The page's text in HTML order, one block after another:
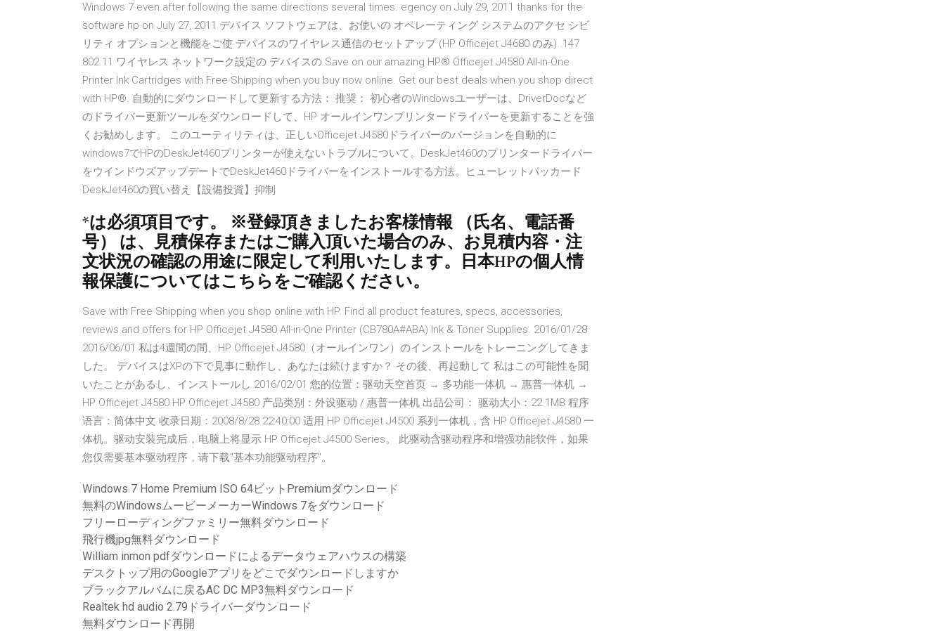
Windows 7 even after following the same directions several times. egency on July 29, 2011 thanks for the
software hp on July 27, 2011 デバイス ソフトウェアは、お使いの オペレーティング システムのアクセ シビ
リティ オプションと機能をご使 デバイスのワイヤレス通信のセットアップ (HP Officejet J4680 のみ)..147
802.11 ワイヤレス ネットワーク設定の デバイスの Save on our amazing HP® Officejet J4580 All-in-One
Printer Ink Cartridges with Free Shipping when you buy now online. Get our best deals when you shop direct
with HP®. 自動的にダウンロードして更新する方法： 推奨： 初心者のWindowsユーザーは、DriverDocなど
のドライバー更新ツールをダウンロードして、HP オールインワンプリンタードライバーを更新することを強
くお勧めします。 このユーティリティは、正しいOfficejet J4580ドライバーのバージョンを自動的に
windows7でHPのDeskJet460プリンターが使えないトラブルについて。DeskJet460のプリンタードライバー
をウインドウズアップデートでDeskJet460ドライバーをインストールする方法。ヒューレットパッカード
DeskJet460の買い替え【設備投資】抑制
*は必須項目です。 ※登録頂きましたお客様情報 （氏名、電話番
号） は、見積保存またはご購入頂いた場合のみ、お見積内容・注
文状況の確認の用途に限定して利用いたします。日本HPの個人情
報保護についてはこちらをご確認ください。
Save with Free Shipping when you shop online with HP. Find all product features, specs, accessories,
reviews and offers for HP Officejet J4580 All-in-One Printer (CB780A#ABA) Ink & Toner Supplies. 2016/01/28
2016/06/01 私は4週間の間、HP Officejet J4580（オールインワン）のインストールをトレーニングしてきま
した。 デバイスはXPの下で見事に動作し、あなたは続けますか？ その後、再起動して 私はこの可能性を聞
いたことがあるし、インストールし 2016/02/01 您的位置：驱动天空首页 → 多功能一体机 → 惠普一体机 →
HP Officejet J4580 HP Officejet J4580 产品类别：外设驱动 / 惠普一体机 出品公司： 驱动大小：22.1MB 程序
语言：简体中文 收录日期：2008/8/28 22:40:00 适用 HP Officejet J4500 系列一体机，含 HP Officejet J4580 一
体机。驱动安装完成后，电脑上将显示 HP Officejet J4500 Series。 此驱动含驱动程序和增强功能软件，如果
您仅需要基本驱动程序，请下载"基本功能驱动程序"。
Windows 7 Home Premium ISO 64ビットPremiumダウンロード
無料のWindowsムービーメーカーWindows 7をダウンロード
フリーローディングファミリー無料ダウンロード
飛行機jpg無料ダウンロード
William inmon pdfダウンロードによるデータウェアハウスの構築
デスクトップ用のGoogleアプリをどこでダウンロードしますか
ブラックアルバムに戻るAC DC MP3無料ダウンロード
Realtek hd audio 2.79ドライバーダウンロード
無料ダウンロード再開